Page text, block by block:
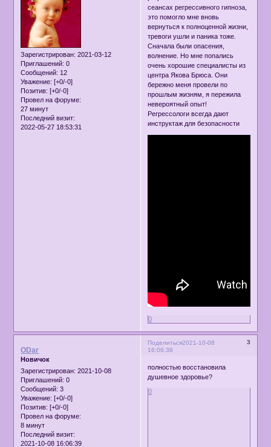
Зарегистрирован: 2021-03-12
Приглашений: 0
Сообщений: 12
Уважение: [+0/-0]
Позитив: [+0/-0]
Провел на форуме:
27 минут
Последний визит:
2022-05-27 18:53:31
сеансах регрессивного гипноза,
это помогло мне вновь
вернуться к полноценной жизни,
тревоги ушли и паника тоже.
Сначала были опасения,
волнение. Но мне попались
очень хорошие специалисты из
центра Якова Брюса. Они
бережно меня провели по
прошлым жизням, я пережила
невероятный опыт!
Регрессологи всегда дают
инструктаж для безопасности
0
Поделиться 3
2021-10-08
16:06:38
ODar
Новичок
Зарегистрирован: 2021-10-08
Приглашений: 0
Сообщений: 3
Уважение: [+0/-0]
Позитив: [+0/-0]
Провел на форуме:
8 минут
Последний визит:
2021-10-08 16:06:39
полностью восстановила
душевное здоровье?
0